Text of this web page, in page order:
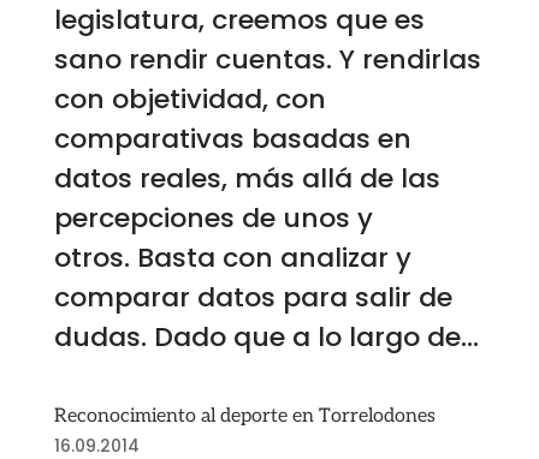
legislatura, creemos que es
sano rendir cuentas. Y rendirlas
con objetividad, con
comparativas basadas en
datos reales, más allá de las
percepciones de unos y
otros. Basta con analizar y
comparar datos para salir de
dudas. Dado que a lo largo de...
Reconocimiento al deporte en Torrelodones
16.09.2014